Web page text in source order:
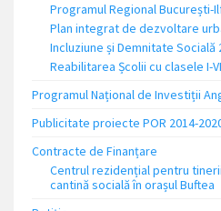
Programul Regional București-
Plan integrat de dezvoltare
Incluziune și Demnitate Socială
Reabilitarea Școlii cu clasele I-
Programul Național de Investiții
Publicitate proiecte POR 2014-
Contracte de Finanțare
Centrul rezidențial pentru
cantină socială în orașul Buftea